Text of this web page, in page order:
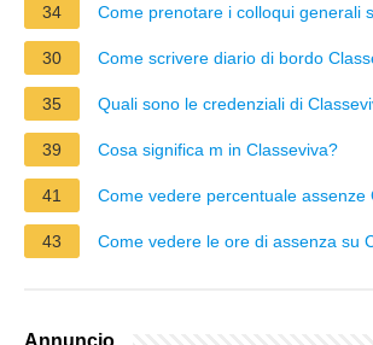
34 Come prenotare i colloqui generali
30 Come scrivere diario di bordo
35 Quali sono le credenziali di
39 Cosa significa m in Classeviva?
41 Come vedere percentuale assenze
43 Come vedere le ore di assenza su
Annuncio